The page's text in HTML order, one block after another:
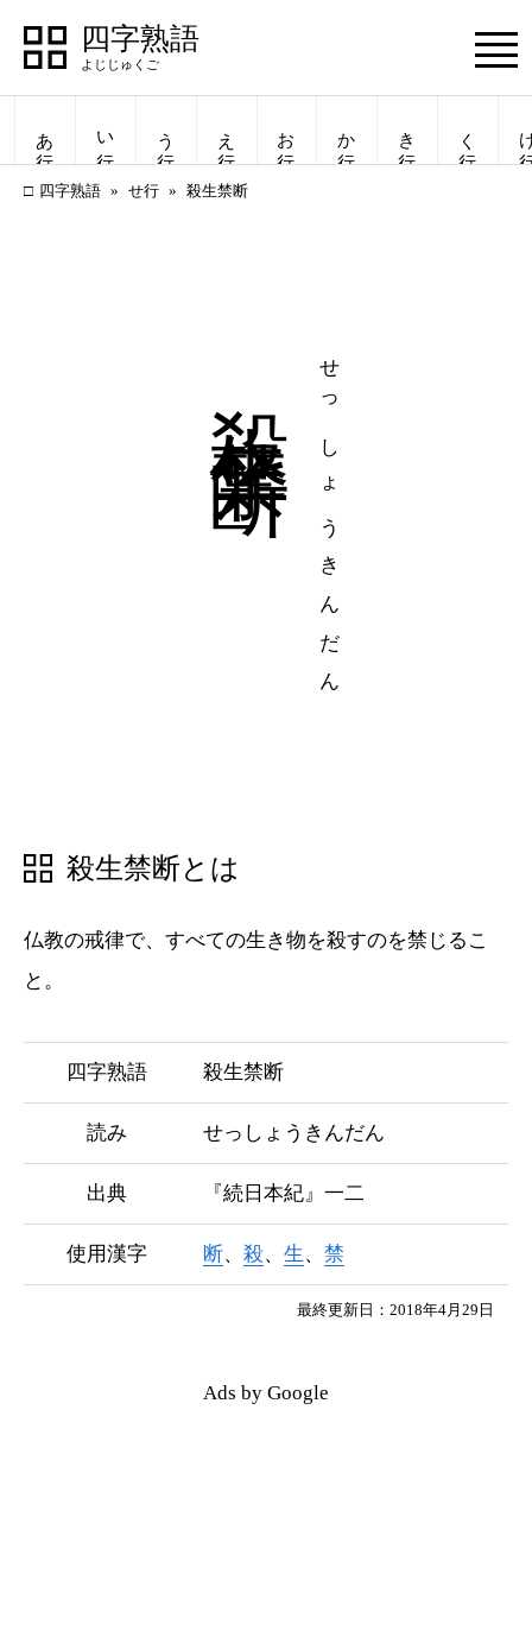
四字熟語
四字熟語
一覧表示
Menu
あ行 い行 う行 え行 お行 か行 き行 く行
四字熟語 せ行 殺生禁断
せっしょうきんだん
殺生禁断とは
仏教の戒律で、すべての生き物を殺すのを禁じるこ
と。
四字熟語 殺生禁断
読み せっしょうきんだん
出典 『続日本紀』一二
使用漢字 断、 殺、 生 、 禁
最終更新日：2018年4月29日
Ads by Google
四字熟語
一覧表示